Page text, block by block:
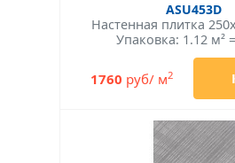
ASU453D
Настенная плитка
Упаковка: 1.12 м²
1760 руб/ м2